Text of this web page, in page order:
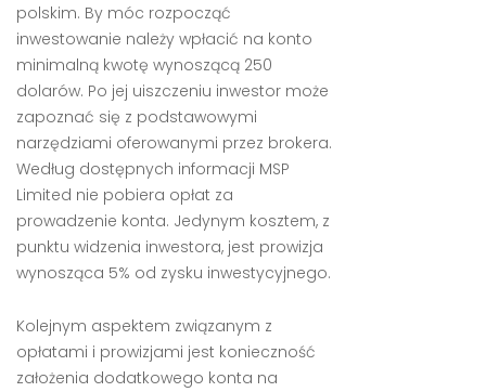
polskim. By móc rozpocząć
inwestowanie należy wpłacić na konto
minimalną kwotę wynoszącą 250
dolarów. Po jej uiszczeniu inwestor może
zapoznać się z podstawowymi
narzędziami oferowanymi przez brokera.
Według dostępnych informacji MSP
Limited nie pobiera opłat za
prowadzenie konta. Jedynym kosztem, z
punktu widzenia inwestora, jest prowizja
wynosząca 5% od zysku inwestycyjnego.
Kolejnym aspektem związanym z
opłatami i prowizjami jest konieczność
założenia dodatkowego konta na